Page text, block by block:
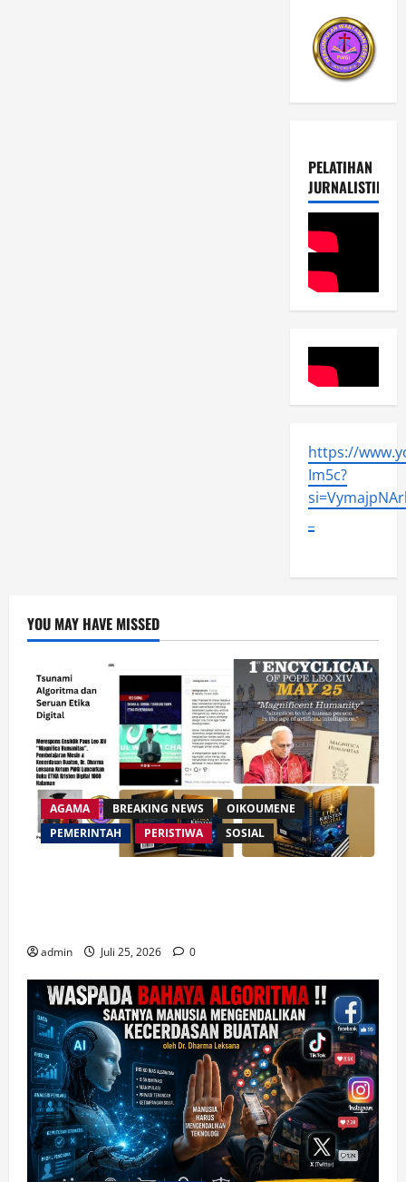
PELATIHAN
JURNALISTIK
https://
Im5c?
YOU MAY HAVE MISSED
AGAMA BREAKING NEWS
OIKOUMENE
PEMERINTAH
PERISTIWA SOSIAL
admin Juli 25, 2026 0